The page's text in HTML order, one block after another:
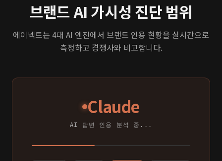
브랜드 AI 가시성 진단 범위
에이넥트는 4대 AI 엔진에서 브랜드 인용 현황을 실시간으로
측정하고 경쟁사와 비교합니다.
Claude
AI 답변 인용 분석 중...